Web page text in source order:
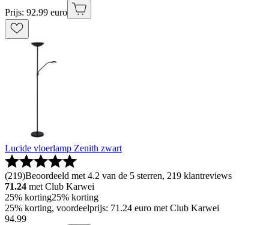
Prijs: 92.99 euro
Lucide vloerlamp Zenith zwart
(219)Beoordeeld met 4.2 van de 5 sterren, 219 klantreviews
71.24 met Club Karwei
25% korting25% korting
25% korting, voordeelprijs: 71.24 euro met Club Karwei
94.99